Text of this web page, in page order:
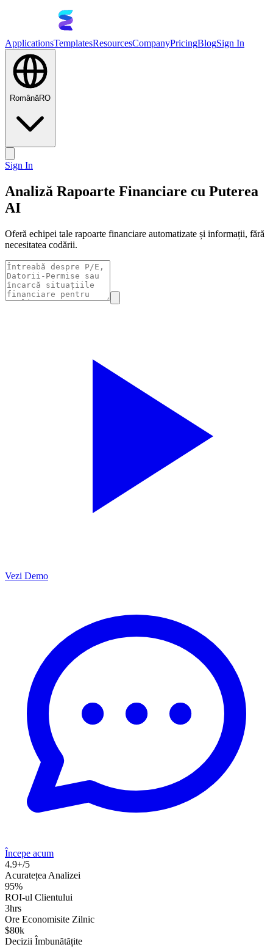
ApplicationsTemplatesResourcesCompanyPricingBlogSign In
RomânăRO
Sign In
Analiză Rapoarte Financiare cu Puterea
AI
Oferă echipei tale rapoarte financiare automatizate și informații, fără
necesitatea codării.
Vezi Demo
Începe acum
4.9+/5
Acuratețea Analizei
95%
ROI-ul Clientului
3hrs
Ore Economisite Zilnic
$80k
Decizii Îmbunătățite